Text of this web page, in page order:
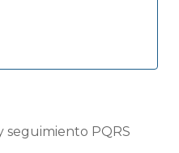
seguimiento PQRS